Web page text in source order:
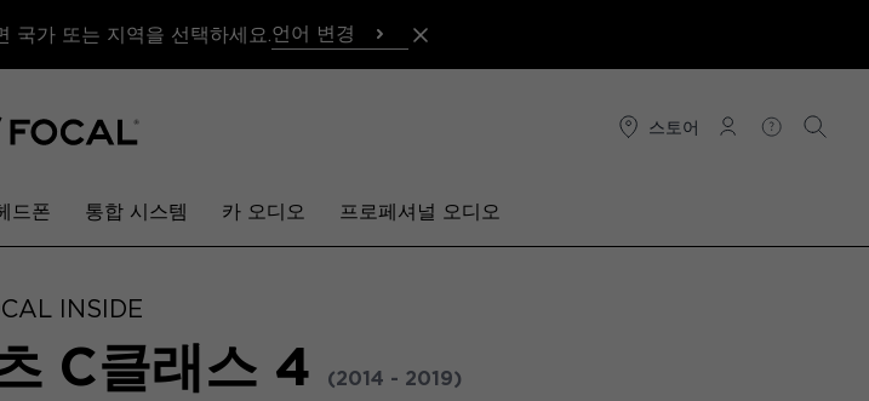
국가 또는 지역을 선택하세요. 언어 변경
스토어
연결 도움말검색
드폰 통합 시스템 카 오디오 프로페셔널 오디오
INSIDE
C클래스 4 (2014 - 2019)